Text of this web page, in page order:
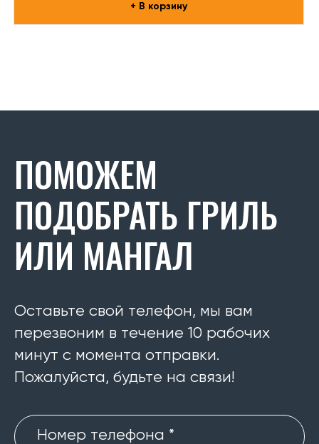
+ В корзину
ПОМОЖЕМ
ПОДОБРАТЬ ГРИЛЬ
ИЛИ МАНГАЛ
Оставьте свой телефон, мы вам
перезвоним в течение 10 рабочих
минут с момента отправки.
Пожалуйста, будьте на связи!
Номер телефона *